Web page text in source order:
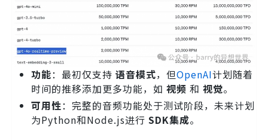
功能：最初仅支持 语音模式，但OpenAI计划随着
时间的推移添加更多功能，如 视频 和 视觉。
可用性：完整的音频功能处于测试阶段，未来计划
为Python和Node.js进行 SDK集成。